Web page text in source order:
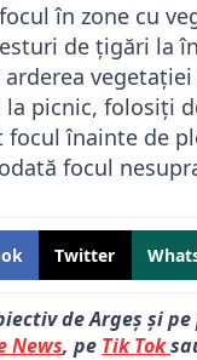
în zone cu
de țigări la
arderea
la picnic, folosiți
înainte de
focul
Twitter
de Argeș și
News, pe Tik Tok